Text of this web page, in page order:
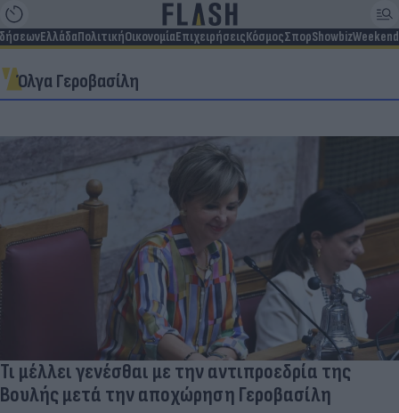
ΕλλάδαΠολιτικήΟικονομίαΕπιχειρήσειςΚόσμοςΣπορShowbizWeekend
Όλγα Γεροβασίλη
Τι μέλλει γενέσθαι με την αντιπροεδρία της
Βουλής μετά την αποχώρηση Γεροβασίλη